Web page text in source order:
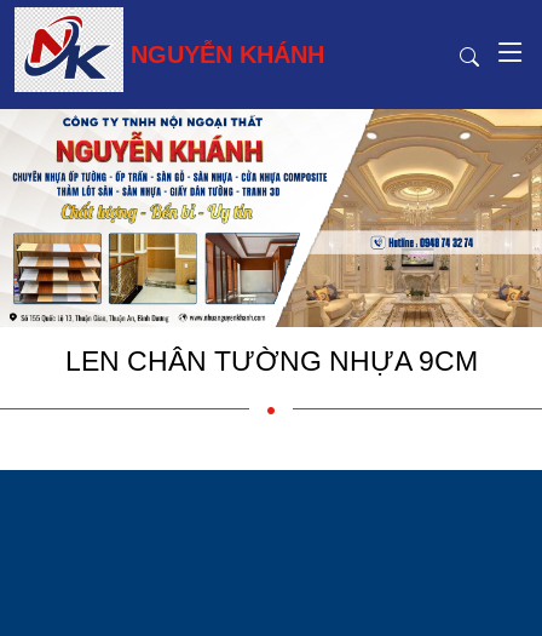
NGUYỄN KHÁNH
LEN CHÂN TƯỜNG NHỰA 9CM